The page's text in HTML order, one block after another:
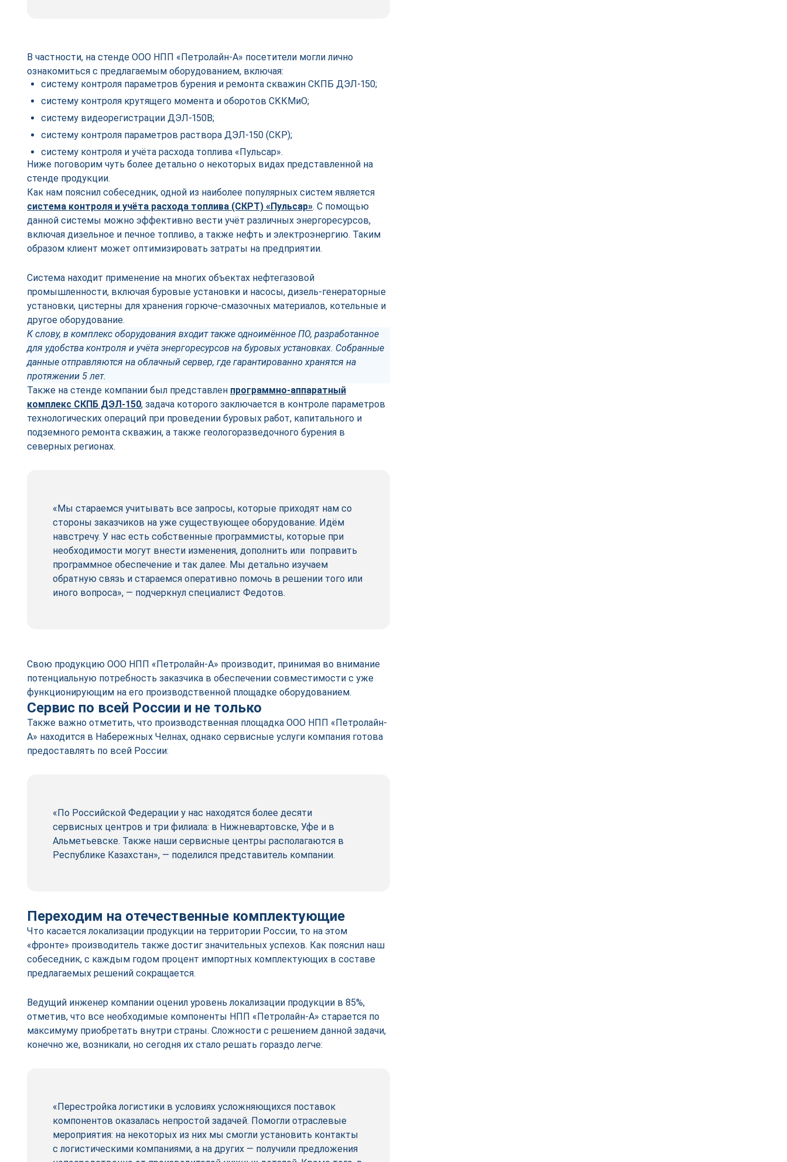
В частности, на стенде ООО НПП «Петролайн-А» посетители могли лично
ознакомиться с предлагаемым оборудованием, включая:
систему контроля параметров бурения и ремонта скважин СКПБ ДЭЛ-150;
систему контроля крутящего момента и оборотов СККМиО;
систему видеорегистрации ДЭЛ-150В;
систему контроля параметров раствора ДЭЛ-150 (СКР);
систему контроля и учёта расхода топлива «Пульсар».
Ниже поговорим чуть более детально о некоторых видах представленной на
стенде продукции.
Как нам пояснил собеседник, одной из наиболее популярных систем является
система контроля и учёта расхода топлива (СКРТ) «Пульсар». С помощью
данной системы можно эффективно вести учёт различных энергоресурсов,
включая дизельное и печное топливо, а также нефть и электроэнергию. Таким
образом клиент может оптимизировать затраты на предприятии.
Система находит применение на многих объектах нефтегазовой
промышленности, включая буровые установки и насосы, дизель-генераторные
установки, цистерны для хранения горюче-смазочных материалов, котельные и
другое оборудование.
К слову, в комплекс оборудования входит также одноимённое ПО, разработанное
для удобства контроля и учёта энергоресурсов на буровых установках. Собранные
данные отправляются на облачный сервер, где гарантированно хранятся на
протяжении 5 лет.
Также на стенде компании был представлен программно-аппаратный
комплекс СКПБ ДЭЛ-150, задача которого заключается в контроле параметров
технологических операций при проведении буровых работ, капитального и
подземного ремонта скважин, а также геологоразведочного бурения в
северных регионах.
«Мы стараемся учитывать все запросы, которые приходят нам со
стороны заказчиков на уже существующее оборудование. Идём
навстречу. У нас есть собственные программисты, которые при
необходимости могут внести изменения, дополнить или поправить
программное обеспечение и так далее. Мы детально изучаем
обратную связь и стараемся оперативно помочь в решении того или
иного вопроса», — подчеркнул специалист Федотов.
Свою продукцию ООО НПП «Петролайн-А» производит, принимая во внимание
потенциальную потребность заказчика в обеспечении совместимости с уже
функционирующим на его производственной площадке оборудованием.
Сервис по всей России и не только
Также важно отметить, что производственная площадка ООО НПП «Петролайн-
А» находится в Набережных Челнах, однако сервисные услуги компания готова
предоставлять по всей России:
«По Российской Федерации у нас находятся более десяти
сервисных центров и три филиала: в Нижневартовске, Уфе и в
Альметьевске. Также наши сервисные центры располагаются в
Республике Казахстан», — поделился представитель компании.
Переходим на отечественные комплектующие
Что касается локализации продукции на территории России, то на этом
«фронте» производитель также достиг значительных успехов. Как пояснил наш
собеседник, с каждым годом процент импортных комплектующих в составе
предлагаемых решений сокращается.
Ведущий инженер компании оценил уровень локализации продукции в 85%,
отметив, что все необходимые компоненты НПП «Петролайн-А» старается по
максимуму приобретать внутри страны. Сложности с решением данной задачи,
конечно же, возникали, но сегодня их стало решать гораздо легче:
«Перестройка логистики в условиях усложняющихся поставок
компонентов оказалась непростой задачей. Помогли отраслевые
мероприятия: на некоторых из них мы смогли установить контакты
с логистическими компаниями, а на других — получили предложения